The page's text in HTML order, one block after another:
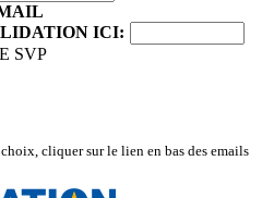
ICI:
SVP
cliquer sur le lien en bas des emails